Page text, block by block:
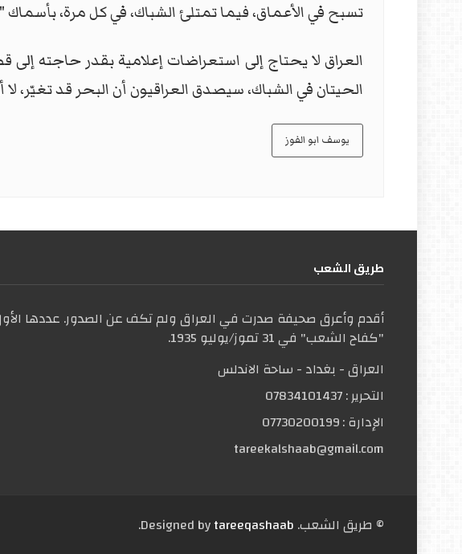
تسبح في الأعماق، فيما تمتلئ الشباك، في كل مرة، بأسماك
العراق لا يحتاج إلى استعراضات إعلامية بقدر حاجته
الحيتان في الشباك، سيصدق العراقيون أن البحر قد تغيّر،
يوسف ابو الفوز
طریق الشعب
أقدم وأعرق صحيفة صدرت في العراق ولم تكف عن الصدور. عددها
"كفاح الشعب" في 31 تموز/يوليو 1935.
العراق - بغداد - ساحة الاندلس
التحریر :07834101437
الإدارة :07730200199
tareekalshaab@gmail.com
© طریق الشعب. Designed by tareeqashaab
.